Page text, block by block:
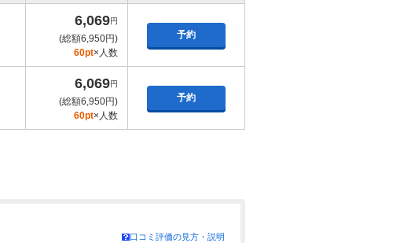
6,069円
(総額6,950円)
60pt×人数
予約
6,069円
(総額6,950円)
60pt×人数
予約
口コミ評価の見方・説明